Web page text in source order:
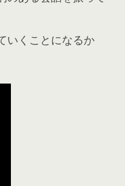
いくことになるか